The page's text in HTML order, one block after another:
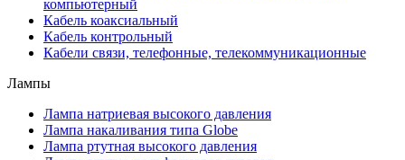
компьютерный
Кабель коаксиальный
Кабель контрольный
Кабели связи, телефонные, телекоммуникационные
Лампы
Лампа натриевая высокого давления
Лампа накаливания типа Globe
Лампа ртутная высокого давления